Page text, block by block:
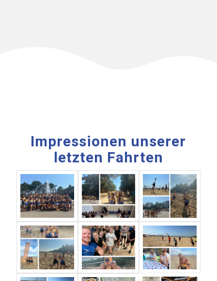
Impressionen unserer
letzten Fahrten